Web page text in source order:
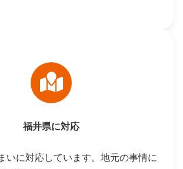
福井県に対応
いに対応しています。地元の事情に